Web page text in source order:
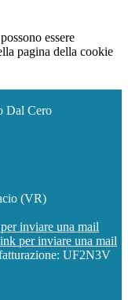
essere
pagina della cookie
Dal Cero
(VR)
inviare una mail
per inviare una mail
UF2N3V